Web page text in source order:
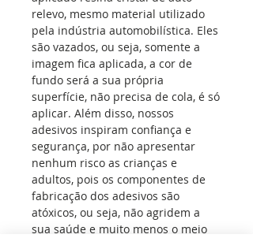
relevo, mesmo material utilizado
pela indústria automobilística. Eles
são vazados, ou seja, somente a
imagem fica aplicada, a cor de
fundo será a sua própria
superfície, não precisa de cola, é só
aplicar. Além disso, nossos
adesivos inspiram confiança e
segurança, por não apresentar
nenhum risco as crianças e
adultos, pois os componentes de
fabricação dos adesivos são
atóxicos, ou seja, não agridem a
sua saúde e muito menos o meio